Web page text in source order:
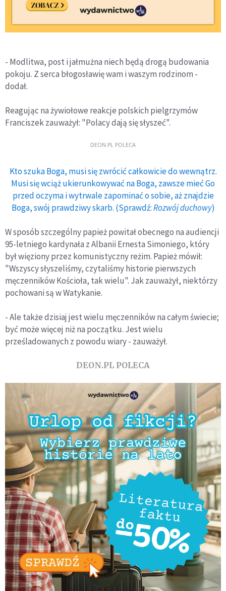
- Modlitwa, post i jałmużna niech będą drogą budowania
pokoju. Z serca błogosławię wam i waszym rodzinom -
dodał.
Reagując na żywiołowe reakcje polskich pielgrzymów
Franciszek zauważył: "Polacy dają się słyszeć".
DEON.PL POLECA
Kto szuka Boga, musi się zwrócić całkowicie do wewnątrz.
Musi się wciąż ukierunkowywać na Boga, zawsze mieć Go
przed oczyma i wytrwale zapominać o sobie, aż znajdzie
Boga, swój prawdziwy skarb. (Sprawdź:Rozwój duchowy)
W sposób szczególny papież powitał obecnego na audiencji
95-letniego kardynała z Albanii Ernesta Simoniego, który
był więziony przez komunistyczny reżim. Papież mówił:
"Wszyscy słyszeliśmy, czytaliśmy historie pierwszych
męczenników Kościoła, tak wielu". Jak zauważył, niektórzy
pochowani są w Watykanie.
- Ale także dzisiaj jest wielu męczenników na całym świecie;
być może więcej niż na początku. Jest wielu
prześladowanych z powodu wiary - zauważył.
DEON.PL POLECA